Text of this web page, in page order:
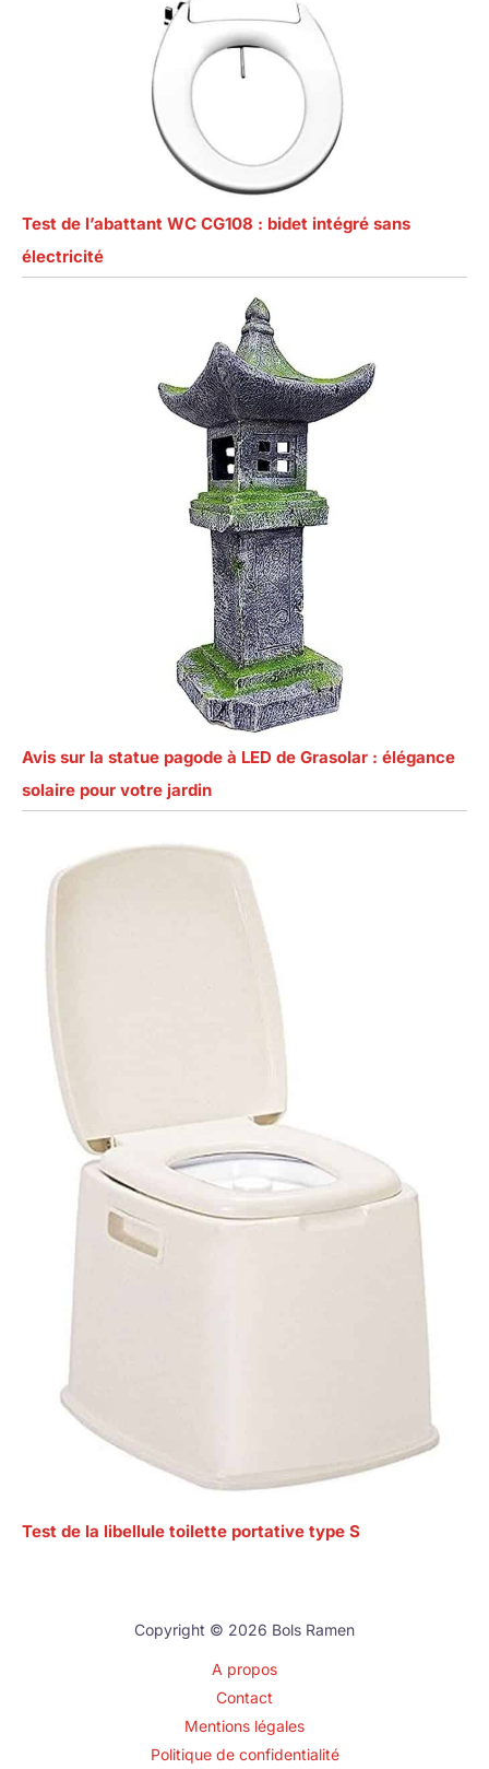
Test de l’abattant WC CG108 : bidet intégré sans
électricité
Avis sur la statue pagode à LED de Grasolar : élégance
solaire pour votre jardin
Test de la libellule toilette portative type S
Copyright © 2026 Bols Ramen
A propos
Contact
Mentions légales
Politique de confidentialité